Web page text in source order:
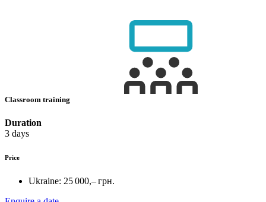
Classroom training
Duration
3 days
Price
Ukraine: 25 000,– грн.